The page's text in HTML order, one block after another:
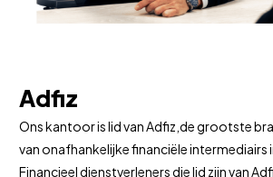
Adfiz
Ons kantoor is lid van Adfiz,de grootste
van onafhankelijke financiële intermediairs
Financieel dienstverleners die lid zijn van